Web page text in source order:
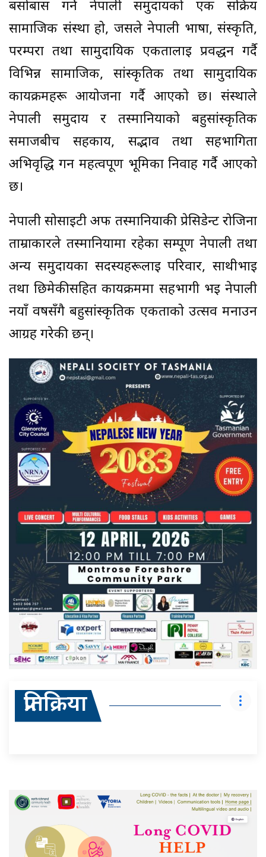
बसोबास गर्ने नेपाली समुदायको एक सक्रिय
सामाजिक संस्था हो, जसले नेपाली भाषा, संस्कृति,
परम्परा तथा सामुदायिक एकतालाई प्रवर्द्धन गर्दै
विभिन्न सामाजिक, सांस्कृतिक तथा सामुदायिक
कार्यक्रमहरू आयोजना गर्दै आएको छ। संस्थाले
नेपाली समुदाय र तस्मानियाको बहुसांस्कृतिक
समाजबीच सहकार्य, सद्भाव तथा सहभागिता
अभिवृद्धि गर्न महत्वपूर्ण भूमिका निर्वाह गर्दै आएको
छ।
नेपाली सोसाइटी अफ तस्मानियाकी प्रेसिडेन्ट रोजिना
ताम्राकारले तस्मानियामा रहेका सम्पूर्ण नेपाली तथा
अन्य समुदायका सदस्यहरूलाई परिवार, साथीभाइ
तथा छिमेकीसहित कार्यक्रममा सहभागी भई नेपाली
नयाँ वर्षसँगै बहुसांस्कृतिक एकताको उत्सव मनाउन
आग्रह गरेकी छन्।
प्रतिक्रिया